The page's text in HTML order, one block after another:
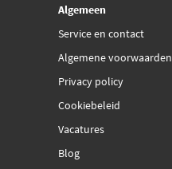
Algemeen
Service en contact
Algemene voorwaarden
Privacy policy
Cookiebeleid
Vacatures
Blog